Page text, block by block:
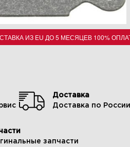
ИЗ EU ДО 5 МЕСЯЦЕВ 100%
Доставка
Доставка по России
запчасти